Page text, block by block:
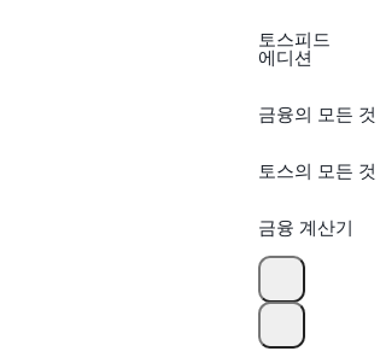
토스피드
에디션
금융의 모든 것
토스의 모든 것
금융 계산기